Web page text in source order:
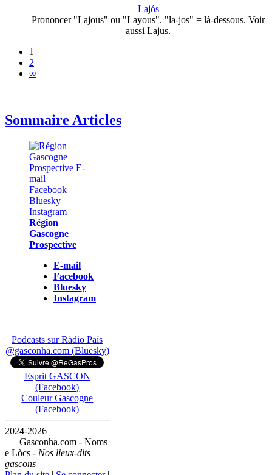
Lajós
Prononcer "Lajous" ou "Layous". "la-jos" = là-dessous. Voir
aussi Lajus.
1
2
∞
Sommaire Articles
Région
Gascogne
Prospective
E-mail
Facebook
Bluesky
Instagram
Podcasts sur Ràdio País
@gasconha.com (Bluesky)
Esprit GASCON
(Facebook)
Couleur Gascogne
(Facebook)
2024-2026
— Gasconha.com - Noms
e Lòcs - Nos lieux-dits
gascons